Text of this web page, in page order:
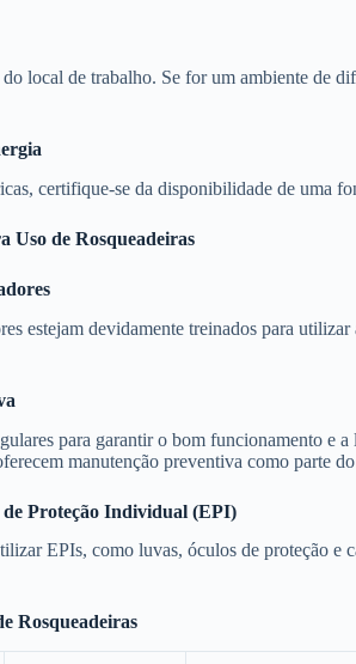
local de trabalho. Se for um ambiente de
certifique-se da disponibilidade de uma
Uso de Rosqueadeiras
estejam devidamente treinados para
para garantir o bom funcionamento e
manutenção preventiva como parte
de Proteção Individual (EPI)
EPIs, como luvas, óculos de proteção e
Rosqueadeiras